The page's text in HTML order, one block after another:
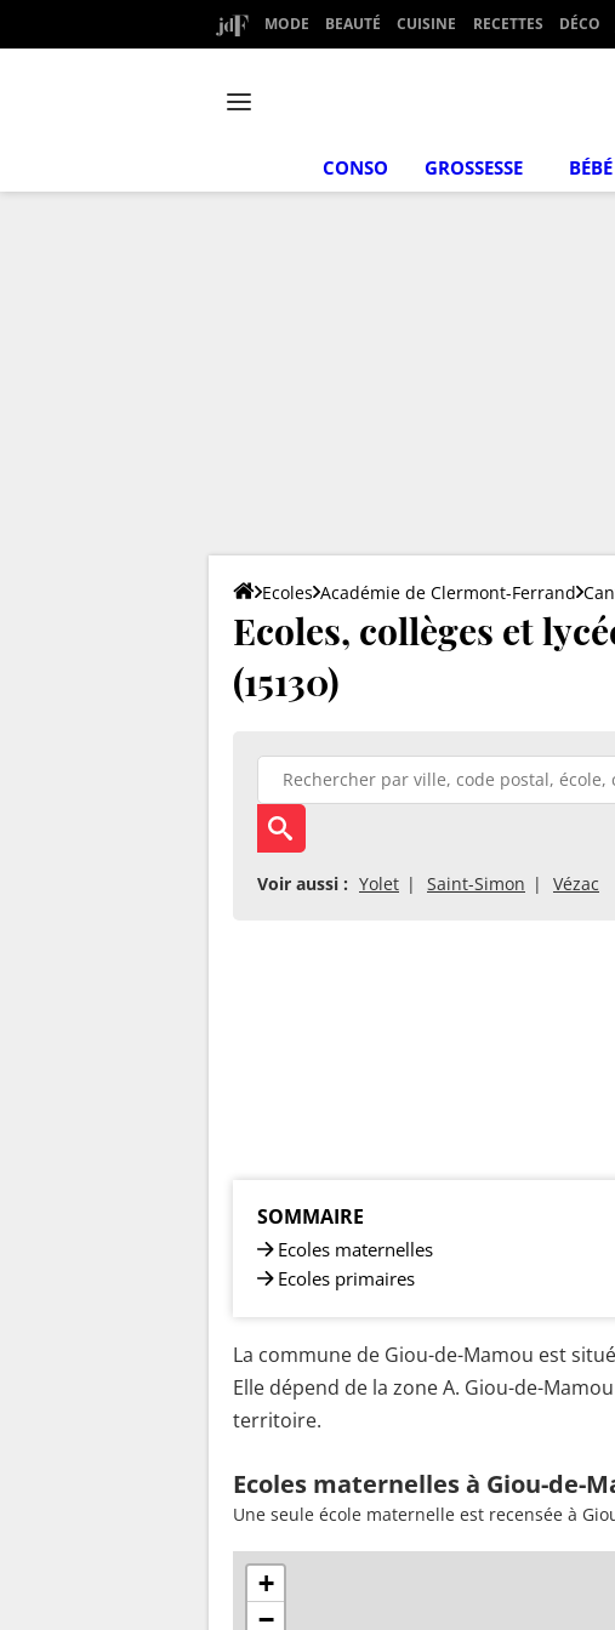
MODE BEAUTÉ CUISINE RECETTES DÉCO
CONSO GROSSESSE BÉBÉ
Ecoles Académie de Clermont-Ferrand
Ecoles, collèges et
(15130)
Voir aussi : Yolet Saint-Simon Vézac
SOMMAIRE
Ecoles maternelles
Ecoles primaires
La commune de Giou-de-Mamou est
Elle dépend de la zone A. Giou-de-
territoire.
Ecoles maternelles à Giou-de-
Une seule école maternelle est recensée à
+
−